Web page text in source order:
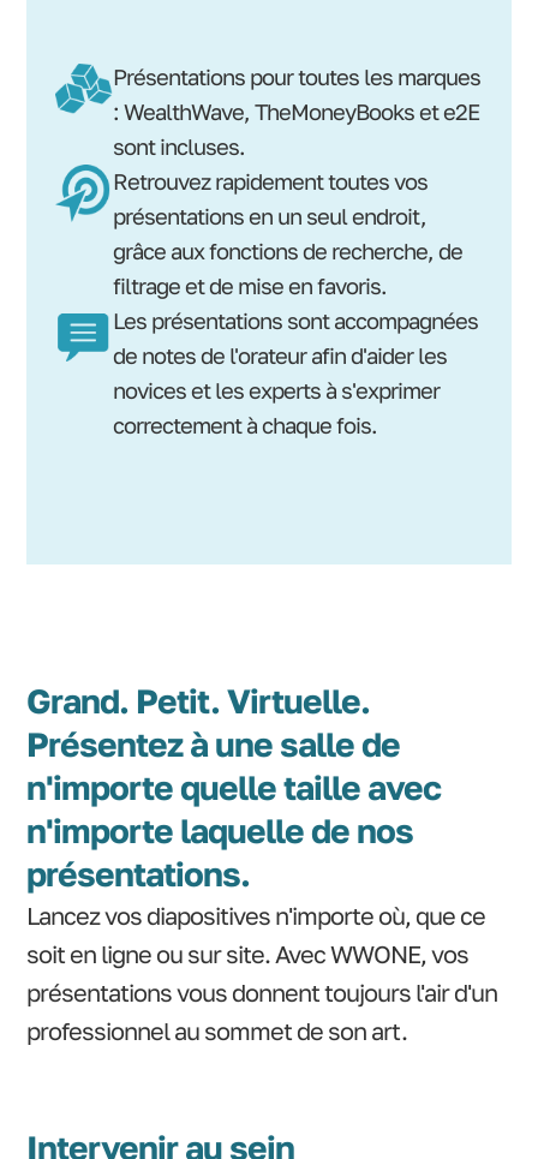
Présentations pour toutes les marques
: WealthWave, TheMoneyBooks et e2E
sont incluses.
Retrouvez rapidement toutes vos
présentations en un seul endroit,
grâce aux fonctions de recherche, de
filtrage et de mise en favoris.
Les présentations sont accompagnées
de notes de l'orateur afin d'aider les
novices et les experts à s'exprimer
correctement à chaque fois.
Grand. Petit. Virtuelle.
Présentez à une salle de
n'importe quelle taille avec
n'importe laquelle de nos
présentations.
Lancez vos diapositives n'importe où, que ce
soit en ligne ou sur site. Avec WWONE, vos
présentations vous donnent toujours l'air d'un
professionnel au sommet de son art.
Intervenir au sein